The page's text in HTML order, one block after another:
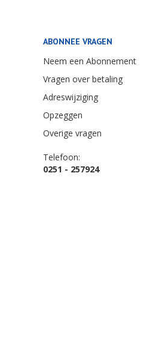
ABONNEE VRAGEN
Neem een Abonnement
Vragen over betaling
Adreswijziging
Opzeggen
Overige vragen
Telefoon:
0251 - 257924